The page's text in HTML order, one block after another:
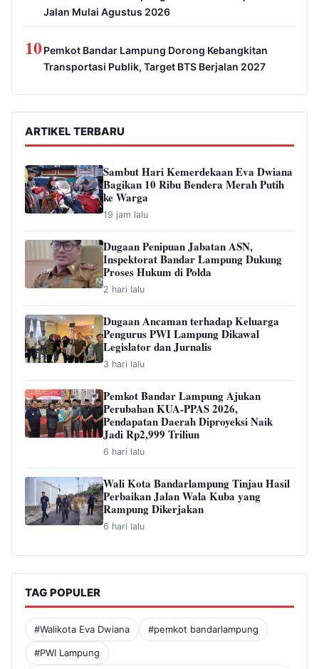
Jalan Mulai Agustus 2026
10Pemkot Bandar Lampung Dorong Kebangkitan
Transportasi Publik, Target BTS Berjalan 2027
ARTIKEL TERBARU
Sambut Hari Kemerdekaan Eva Dwiana
Bagikan 10 Ribu Bendera Merah Putih
ke Warga
19 jam lalu
Dugaan Penipuan Jabatan ASN,
Inspektorat Bandar Lampung Dukung
Proses Hukum di Polda
2 hari lalu
Dugaan Ancaman terhadap Keluarga
Pengurus PWI Lampung Dikawal
Legislator dan Jurnalis
3 hari lalu
Pemkot Bandar Lampung Ajukan
Perubahan KUA-PPAS 2026,
Pendapatan Daerah Diproyeksi Naik
Jadi Rp2,999 Triliun
6 hari lalu
Wali Kota Bandarlampung Tinjau Hasil
Perbaikan Jalan Wala Kuba yang
Rampung Dikerjakan
6 hari lalu
TAG POPULER
#Walikota Eva Dwiana #pemkot bandarlampung
#PWI Lampung